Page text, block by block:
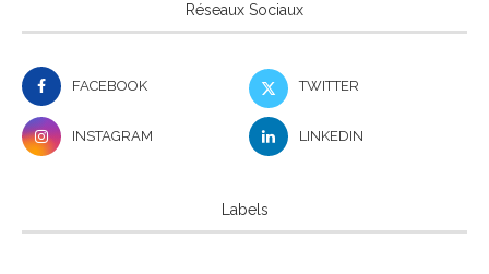
Réseaux Sociaux
FACEBOOK TWITTER
INSTAGRAM LINKEDIN
Labels